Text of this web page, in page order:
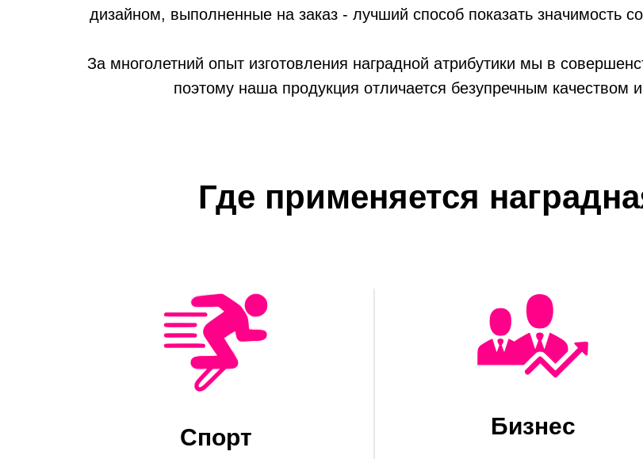
дизайном, выполненные на заказ - лучший способ показать значимость
За многолетний опыт изготовления наградной атрибутики мы в
поэтому наша продукция отличается безупречным качеством
Где применяется
Спорт Бизнес